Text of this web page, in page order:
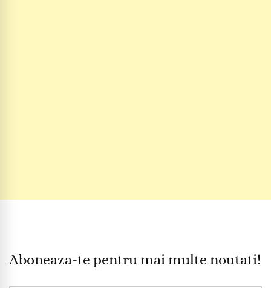
Aboneaza-te pentru mai multe noutati!